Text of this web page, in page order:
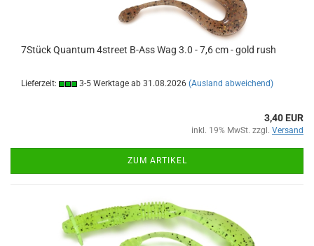
7Stück Quantum 4street B-Ass Wag 3.0 - 7,6 cm - gold rush
Lieferzeit: 3-5 Werktage ab 31.08.2026 (Ausland abweichend)
3,40 EUR
inkl. 19% MwSt. zzgl. Versand
ZUM ARTIKEL